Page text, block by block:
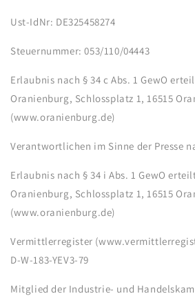
Ust-IdNr: DE325458274
Steuernummer: 053/110/04443
Erlaubnis nach § 34 c Abs. 1 GewO
Oranienburg, Schlossplatz 1, 16515
(www.oranienburg.de)
Verantwortlichen im Sinne der Presse
Erlaubnis nach § 34 i Abs. 1 GewO
Oranienburg, Schlossplatz 1, 16515
(www.oranienburg.de)
Vermittlerregister
D-W-183-YEV3-79
Mitglied der Industrie- und